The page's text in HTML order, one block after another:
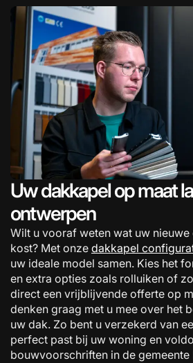
Uw dakkapel op maat
ontwerpen
Wilt u vooraf weten wat uw nieuwe
kost? Met onze dakkapel
uw ideale model samen. Kies het
en extra opties zoals rolluiken of
direct een vrijblijvende offerte op
denken graag met u mee over het
uw dak. Zo bent u verzekerd van
perfect past bij uw woning en
bouwvoorschriften in de gemeente